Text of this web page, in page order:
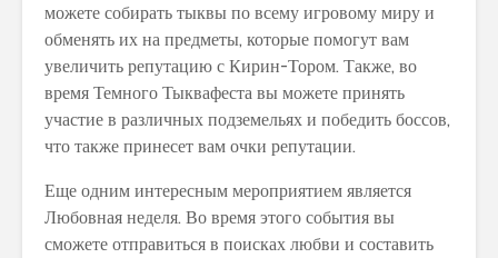
можете собирать тыквы по всему игровому миру и
обменять их на предметы, которые помогут вам
увеличить репутацию с Кирин-Тором. Также, во
время Темного Тыквафеста вы можете принять
участие в различных подземельях и победить боссов,
что также принесет вам очки репутации.
Еще одним интересным мероприятием является
Любовная неделя. Во время этого события вы
сможете отправиться в поисках любви и составить